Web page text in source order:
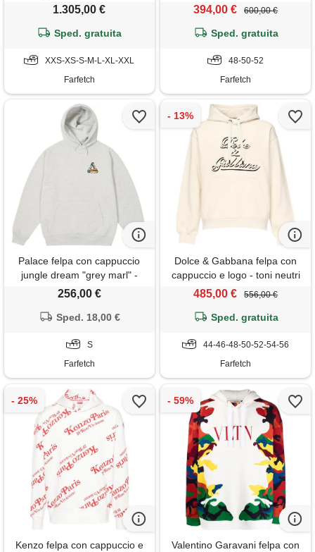
1.305,00 €
Sped. gratuita
XXS-XS-S-M-L-XL-XXL
Farfetch
394,00 € 600,00 €
Sped. gratuita
48-50-52
Farfetch
Palace felpa con cappuccio
jungle dream "grey marl" -
grigio
256,00 €
Sped. 18,00 €
S
Farfetch
Dolce & Gabbana felpa con
cappuccio e logo - toni neutri
485,00 € 556,00 €
Sped. gratuita
44-46-48-50-52-54-56
Farfetch
Kenzo felpa con cappuccio e
Valentino Garavani felpa con